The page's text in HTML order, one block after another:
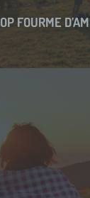
FOURME